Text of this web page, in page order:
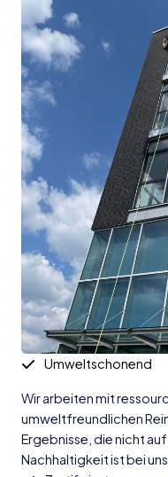
Umweltschonend
Wir arbeiten mit
umweltfreundlichen
Ergebnisse, die nicht
Nachhaltigkeit ist bei